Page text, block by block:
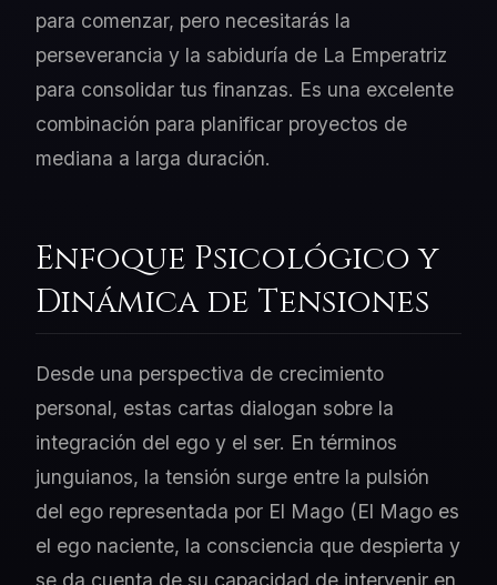
para comenzar, pero necesitarás la
perseverancia y la sabiduría de La Emperatriz
para consolidar tus finanzas. Es una excelente
combinación para planificar proyectos de
mediana a larga duración.
Enfoque Psicológico y
Dinámica de Tensiones
Desde una perspectiva de crecimiento
personal, estas cartas dialogan sobre la
integración del ego y el ser. En términos
junguianos, la tensión surge entre la pulsión
del ego representada por El Mago (El Mago es
el ego naciente, la consciencia que despierta y